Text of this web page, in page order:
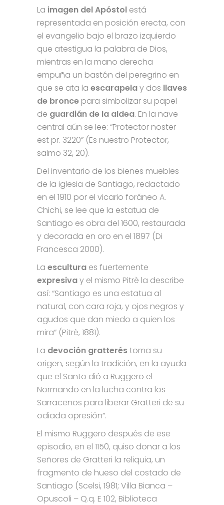
La imagen del Apóstol está
representada en posición erecta, con
el evangelio bajo el brazo izquierdo
que atestigua la palabra de Dios,
mientras en la mano derecha
empuña un bastón del peregrino en
que se ata la escarapelay dos llaves
de bronce para simbolizar su papel
de guardián de la aldea. En la nave
central aún se lee: “Protector noster
est pr. 3220” (Es nuestro Protector,
salmo 32, 20).
Del inventario de los bienes muebles
de la iglesia de Santiago, redactado
en el 1910 por el vicario foráneo A.
Chichi, se lee que la estatua de
Santiago es obra del 1600, restaurada
y decorada en oro en el 1897 (Di
Francesca 2000).
La escultura es fuertemente
expresivay el mismo Pitrè la describe
así: “Santiago es una estatua al
natural, con cara roja, y ojos negros y
agudos que dan miedo a quien los
mira” (Pitrè, 1881).
La devoción gratteréstoma su
origen, según la tradición, en la ayuda
que el Santo dió a Ruggero el
Normando en la lucha contra los
Sarracenos para liberar Gratteri de su
odiada opresión”.
El mismo Ruggero después de ese
episodio, en el 1150, quiso donar a los
Señores de Gratteri la reliquia, un
fragmento de hueso del costado de
Santiago (Scelsi, 1981; Villa Bianca –
Opuscoli – Q.q. E 102, Biblioteca